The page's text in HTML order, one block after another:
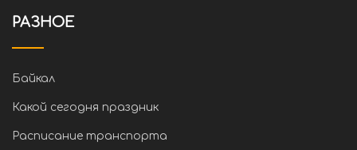
РАЗНОЕ
Байкал
Какой сегодня праздник
Расписание транспорта